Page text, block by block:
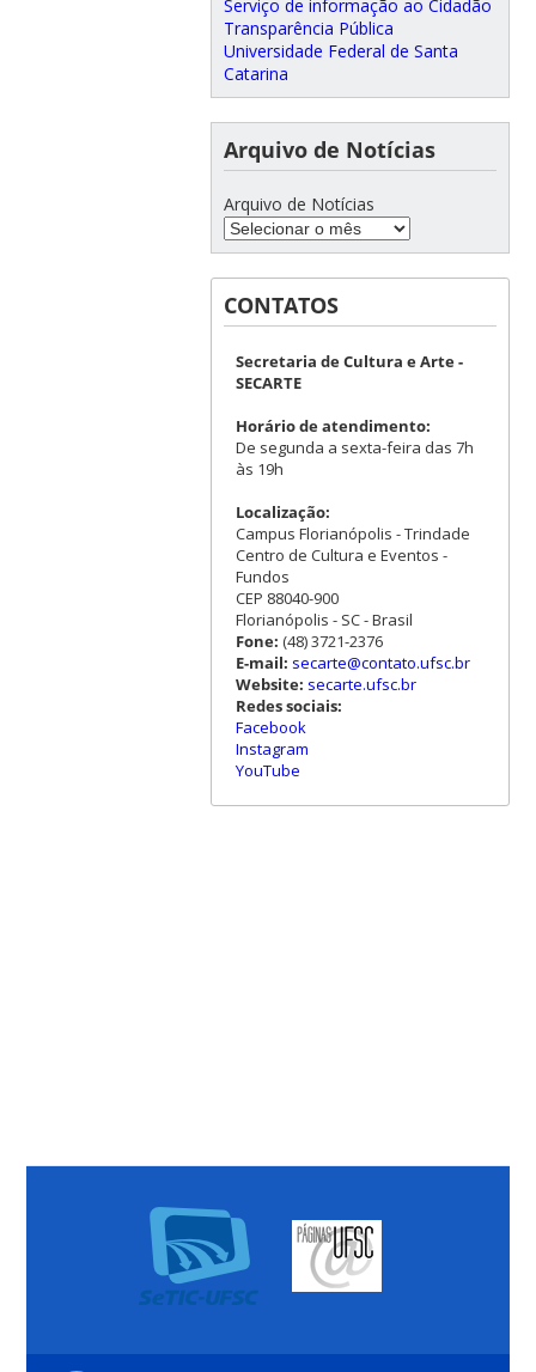
Serviço de informação ao Cidadão
Transparência Pública
Universidade Federal de Santa
Catarina
Arquivo de Notícias
Arquivo de Notícias
CONTATOS
Secretaria de Cultura e Arte -
SECARTE
Horário de atendimento:
De segunda a sexta-feira das 7h
às 19h
Localização:
Campus Florianópolis - Trindade
Centro de Cultura e Eventos -
Fundos
CEP 88040-900
Florianópolis - SC - Brasil
Fone: (48) 3721-2376
E-mail: secarte@contato.ufsc.br
Website: secarte.ufsc.br
Redes sociais:
Facebook
Instagram
YouTube